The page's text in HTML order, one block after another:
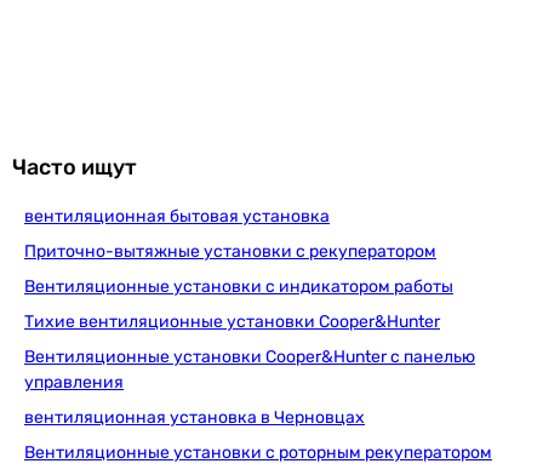
Вентс ВУТ 600 ПВ ЕС П
111 943 Купить
Вентс ВУТ 600 ПЭ ЕС П
Часто ищут
вентиляционная бытовая установка
Приточно-вытяжные установки с рекуператором
Вентиляционные установки с индикатором работы
Тихие вентиляционные установки Cooper&Hunter
Вентиляционные установки Cooper&Hunter с панелью
управления
вентиляционная установка в Черновцах
Вентиляционные установки с роторным рекуператором